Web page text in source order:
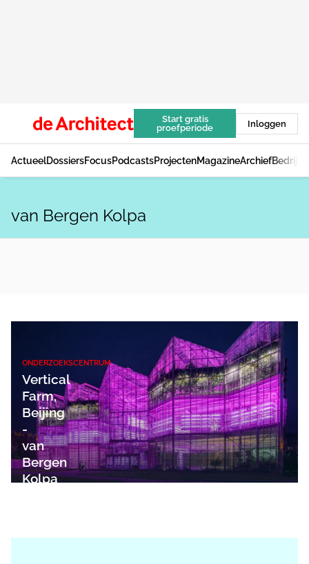
Start gratis
proefperiode
Inloggen
ActueelDossiersFocusPodcastsProjectenMagazineArchief
van Bergen Kolpa
ONDERZOEKSCENTRUM
Vertical
Farm,
Beijing
-
van
Bergen
Kolpa